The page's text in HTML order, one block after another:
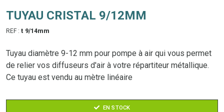
TUYAU CRISTAL 9/12MM
REF : t 9/14mm
Tuyau diamètre 9-12 mm pour pompe à air qui vous permet
de relier vos diffuseurs d'air à votre répartiteur métallique.
Ce tuyau est vendu au mètre linéaire
EN STOCK